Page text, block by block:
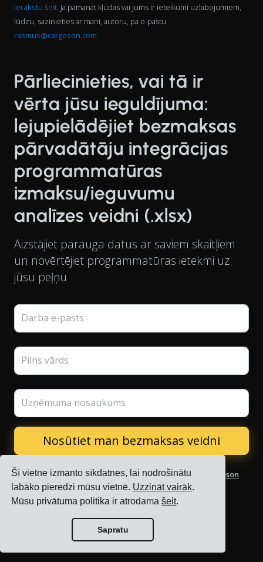
Šī vietne izmanto sīkdatnes, lai nodrošinātu
labāko pieredzi mūsu vietnē. Uzzināt vairāk.
Mūsu privātuma politika ir atrodamašeit.
Sapratu
ierakstu šeit. Ja pamanāt kļūdas vai jums ir ieteikumi uzlabojumiem,
lūdzu, sazinieties ar mani, autoru, pa e-pastu
rasmus@cargoson.com.
Pārliecinieties, vai tā ir
vērta jūsu ieguldījuma:
lejupielādējiet bezmaksas
pārvadātāju integrācijas
programmatūras
izmaksu/ieguvumu
analīzes veidni (.xlsx)
Aizstājiet parauga datus ar saviem skaitļiem
un novērtējiet programmatūras ietekmi uz
jūsu peļņu
Darba e-pasts
Pilns vārds
Uzņēmuma nosaukums
Es piekrītu, ka mani dati tiek apstrādāti saskaņā ar
Cargoson
konfidencialitātes politikuun saņemt bloga jaunumus.
Atrakstīties var jebkurā laikā.